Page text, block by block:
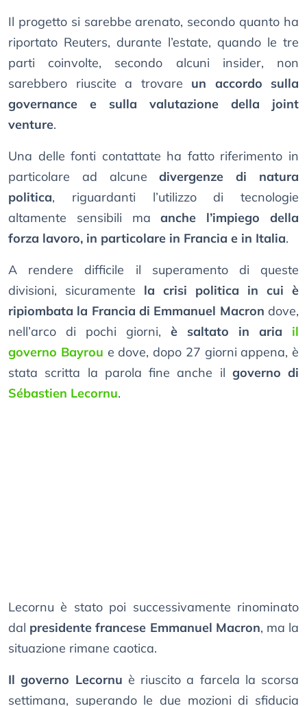
Il progetto si sarebbe arenato, secondo quanto ha
riportato Reuters, durante l’estate, quando le tre
parti coinvolte, secondo alcuni insider, non
sarebbero riuscite a trovare un accordo sulla
governance e sulla valutazione della joint
venture.
Una delle fonti contattate ha fatto riferimento in
particolare ad alcunedivergenze di natura
politica, riguardanti l’utilizzo di tecnologie
altamente sensibili maanche l’impiego della
forza lavoro, in particolare in Francia e in Italia.
A rendere difficile il superamento di queste
divisioni, sicuramente la crisi politica in cui è
ripiombata la Francia di Emmanuel Macron dove,
nell’arco di pochi giorni, è saltato in aria il
governo Bayrou e dove, dopo 27 giorni appena, è
stata scritta la parola fine anche il governo di
Sébastien Lecornu.
Lecornu è stato poi successivamente rinominato
dal presidente francese Emmanuel Macron, ma la
situazione rimane caotica.
Il governo Lecornu è riuscito a farcela la scorsa
settimana, superando le due mozioni di sfiducia